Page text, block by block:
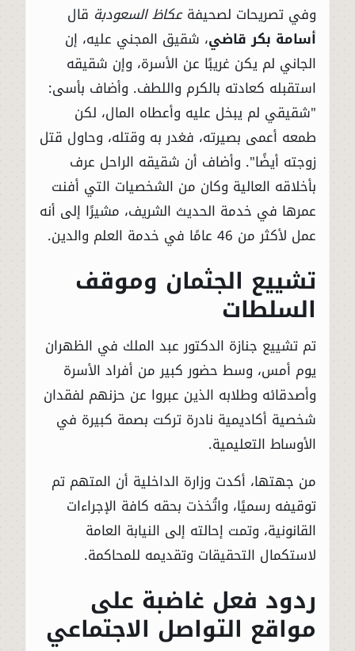
وفي تصريحات لصحيفةعكاظ السعودبة قال
أسامة بكر قاضي، شقيق المجني عليه، إن
الجاني لم يكن غريبًا عن الأسرة، وإن شقيقه
استقبله كعادته بالكرم واللطف. وأضاف بأسى:
"شقيقي لم يبخل عليه وأعطاه المال، لكن
طمعه أعمى بصيرته، فغدر به وقتله، وحاول قتل
زوجته أيضًا". وأضاف أن شقيقه الراحل عرف
بأخلاقه العالية وكان من الشخصيات التي أفنت
عمرها في خدمة الحديث الشريف، مشيرًا إلى أنه
عمل لأكثر من 46 عامًا في خدمة العلم والدين.
تشييع الجثمان وموقف
السلطات
تم تشييع جنازة الدكتور عبد الملك في الظهران
يوم أمس، وسط حضور كبير من أفراد الأسرة
وأصدقائه وطلابه الذين عبروا عن حزنهم لفقدان
شخصية أكاديمية نادرة تركت بصمة كبيرة في
الأوساط التعليمية.
من جهتها، أكدت وزارة الداخلية أن المتهم تم
توقيفه رسميًا، واتُخذت بحقه كافة الإجراءات
القانونية، وتمت إحالته إلى النيابة العامة
لاستكمال التحقيقات وتقديمه للمحاكمة.
ردود فعل غاضبة على
مواقع التواصل الاجتماعي